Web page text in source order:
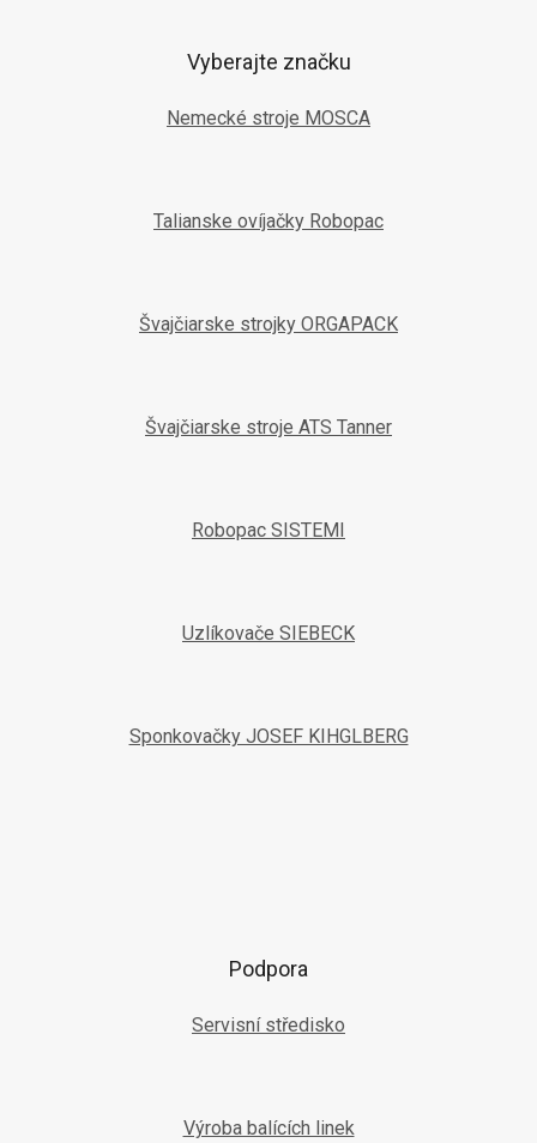
Vyberajte značku
Nemecké stroje MOSCA
Talianske ovíjačky Robopac
Švajčiarske strojky ORGAPACK
Švajčiarske stroje ATS Tanner
Robopac SISTEMI
Uzlíkovače SIEBECK
Sponkovačky JOSEF KIHGLBERG
Podpora
Servisní středisko
Výroba balících linek